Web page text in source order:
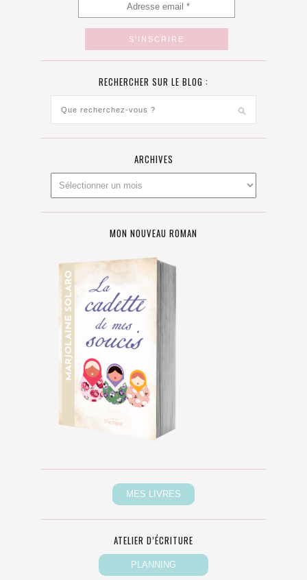
RECHERCHER SUR LE BLOG :
ARCHIVES
MON NOUVEAU ROMAN
ATELIER D’ÉCRITURE